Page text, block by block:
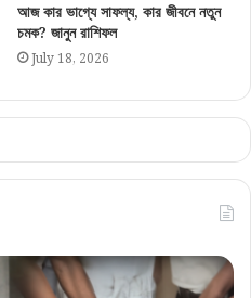
আজ কার ভাগ্যে সাফল্য, কার জীবনে নতুন
চমক? জানুন রাশিফল
July 18, 2026